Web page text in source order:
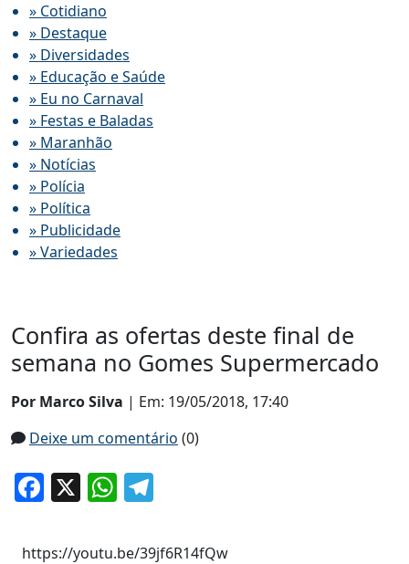
» Cotidiano
» Destaque
» Diversidades
» Educação e Saúde
» Eu no Carnaval
» Festas e Baladas
» Maranhão
» Notícias
» Polícia
» Política
» Publicidade
» Variedades
Confira as ofertas deste final de
semana no Gomes Supermercado
Por Marco Silva | Em: 19/05/2018, 17:40
Deixe um comentário (0)
Facebook
X WhatsApp
https://youtu.be/39jf6R14fQw